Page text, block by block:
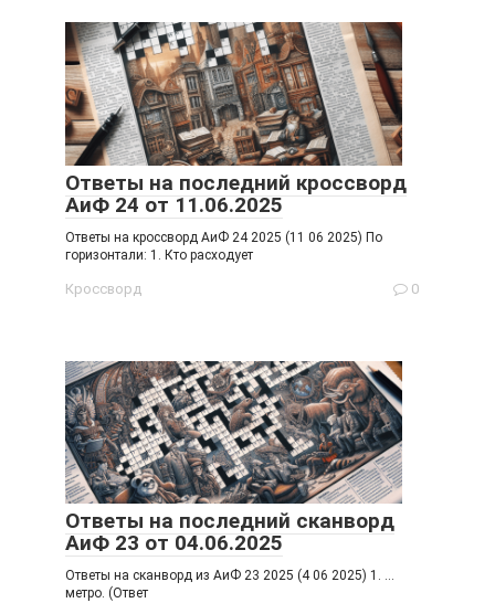
Ответы на последний кроссворд
АиФ 24 от 11.06.2025
Ответы на кроссворд АиФ 24 2025 (11 06 2025) По
горизонтали: 1. Кто расходует
Кроссворд 0
Ответы на последний сканворд
АиФ 23 от 04.06.2025
Ответы на сканворд из АиФ 23 2025 (4 06 2025) 1. …
метро. (Ответ